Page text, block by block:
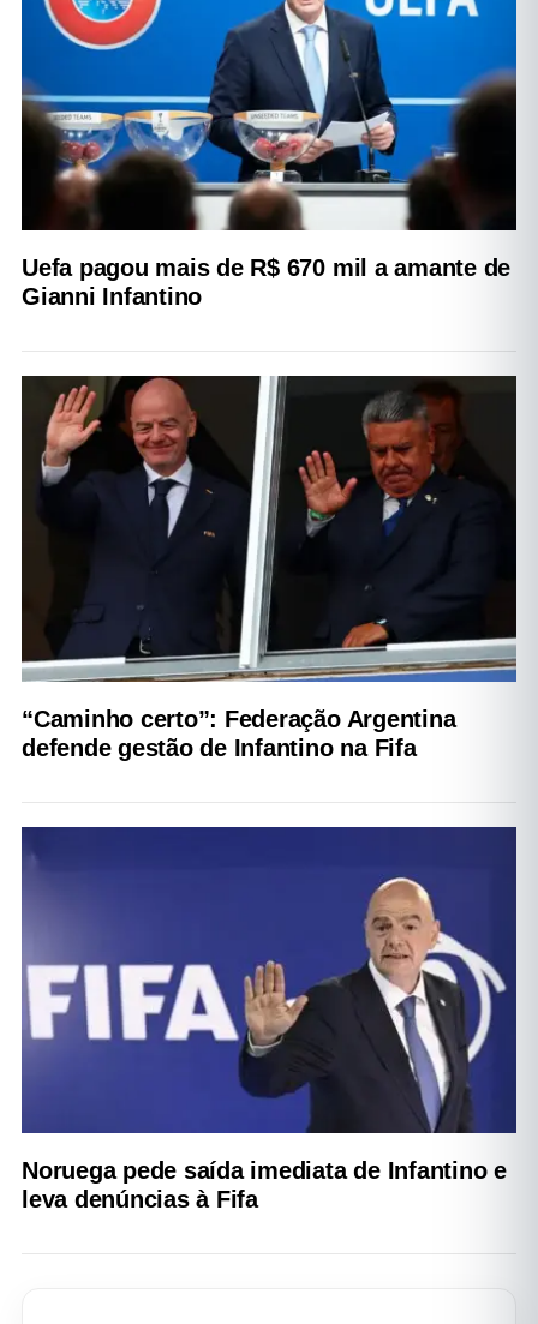
Uefa pagou mais de R$ 670 mil a amante de
Gianni Infantino
“Caminho certo”: Federação Argentina
defende gestão de Infantino na Fifa
Noruega pede saída imediata de Infantino e
leva denúncias à Fifa